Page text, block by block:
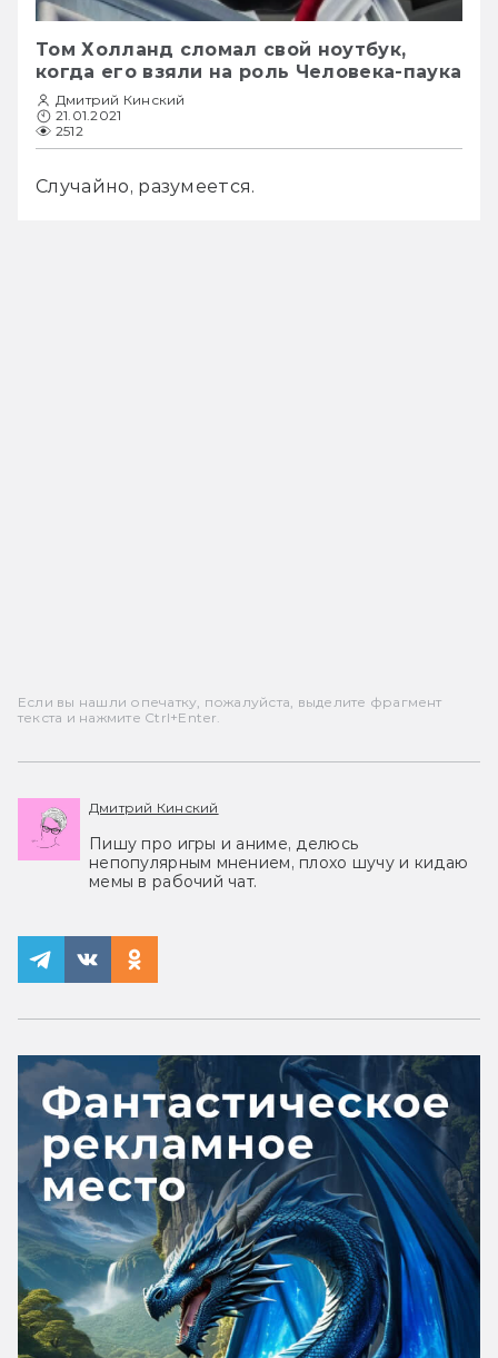
Том Холланд сломал свой ноутбук,
когда его взяли на роль Человека-паука
Дмитрий Кинский
21.01.2021
2512
Случайно, разумеется.
Если вы нашли опечатку, пожалуйста, выделите фрагмент
текста и нажмите Ctrl+Enter.
Дмитрий Кинский
Пишу про игры и аниме, делюсь
непопулярным мнением, плохо шучу и кидаю
мемы в рабочий чат.